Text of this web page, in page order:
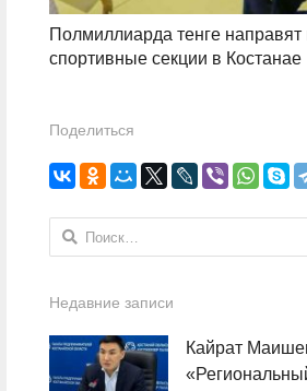
Полмиллиарда тенге
спортивные секции в Костанае
Поделиться
Найти:
Недавние записи
Кайрат